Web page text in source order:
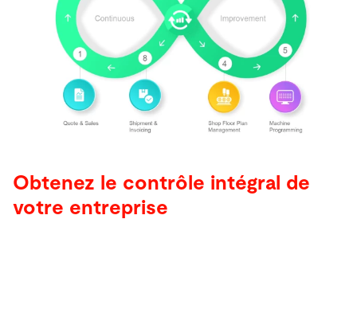
Obtenez le contrôle intégral de
votre entreprise